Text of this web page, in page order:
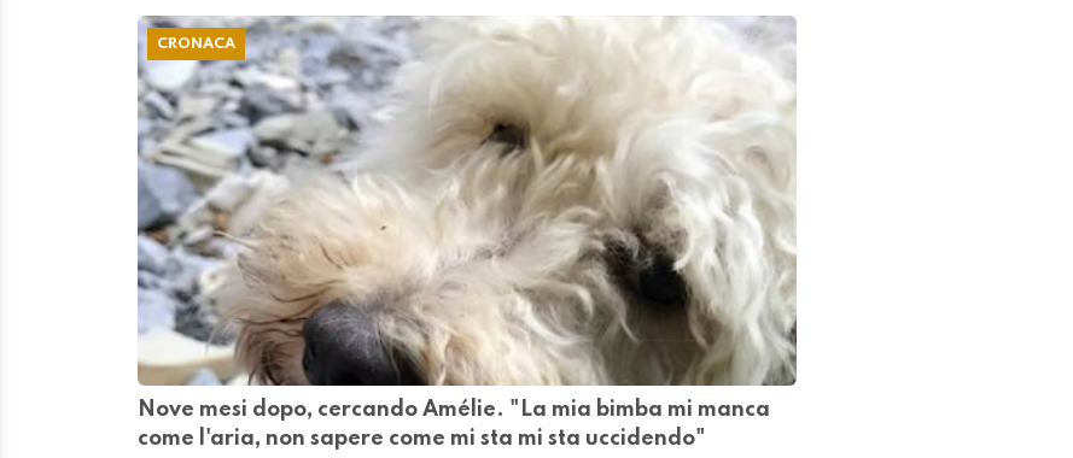
CRONACA
Nove mesi dopo, cercando Amélie. "La mia bimba mi manca
come l'aria, non sapere come mi sta mi sta uccidendo"